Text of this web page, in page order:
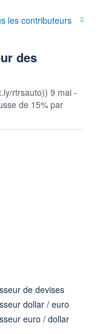
les contributeurs
des
rtrsauto)) 9 mai -
de 15% par
de devises
dollar / euro
euro / dollar